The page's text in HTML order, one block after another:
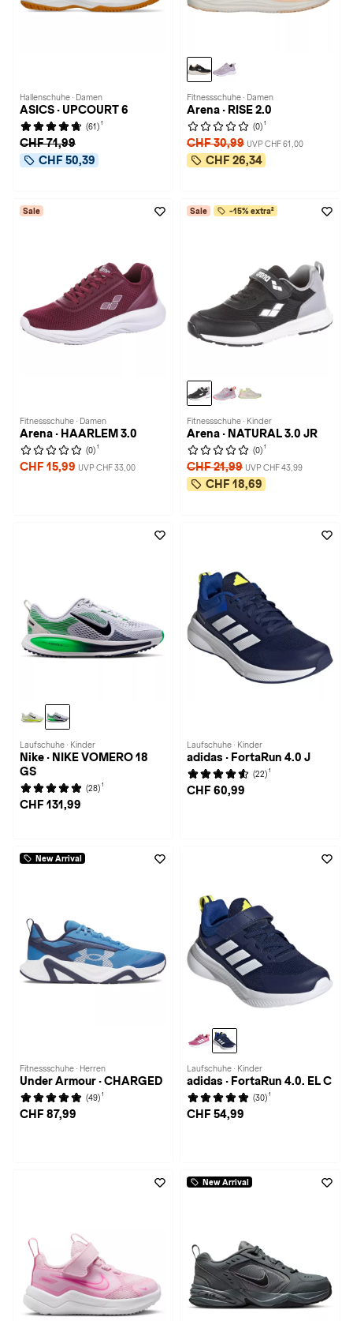
Hallenschuhe · Damen
ASICS · UPCOURT 6
(61) 1
CHF 71,99
CHF 50,39
Fitnessschuhe · Damen
Arena · RISE 2.0
(0) 1
CHF 30,99 UVP CHF 61,00
CHF 26,34
Sale
Fitnessschuhe · Damen
Arena · HAARLEM 3.0
(0) 1
CHF 15,99 UVP CHF 33,00
Sale -15% extra²
Fitnessschuhe · Kinder
Arena · NATURAL 3.0 JR
(0) 1
CHF 21,99 UVP CHF 43,99
CHF 18,69
Laufschuhe · Kinder
Nike · NIKE VOMERO 18
GS
(28) 1
CHF 131,99
Laufschuhe · Kinder
adidas · FortaRun 4.0 J
(22) 1
CHF 60,99
New Arrival
Fitnessschuhe · Herren
Under Armour · CHARGED
(49) 1
CHF 87,99
Laufschuhe · Kinder
adidas · FortaRun 4.0. EL C
(30) 1
CHF 54,99
New Arrival